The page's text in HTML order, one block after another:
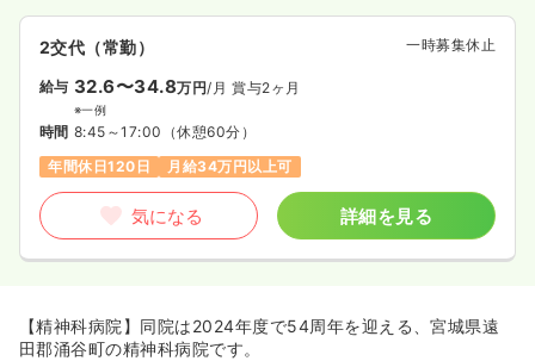
2交代（常勤） 一時募集休止
給与 32.6〜34.8万円/月 賞与2ヶ月
※一例
時間 8:45～17:00 （休憩60分）
年間休日120日
月給34万円以上可
気になる 詳細を見る
【精神科病院】同院は2024年度で54周年を迎える、宮城県遠
田郡涌谷町の精神科病院です。